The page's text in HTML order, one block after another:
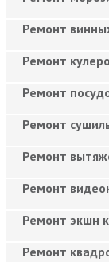
Ремонт
Ремонт
Ремонт
Ремонт
Ремонт
Ремонт
Ремонт экшн
Ремонт